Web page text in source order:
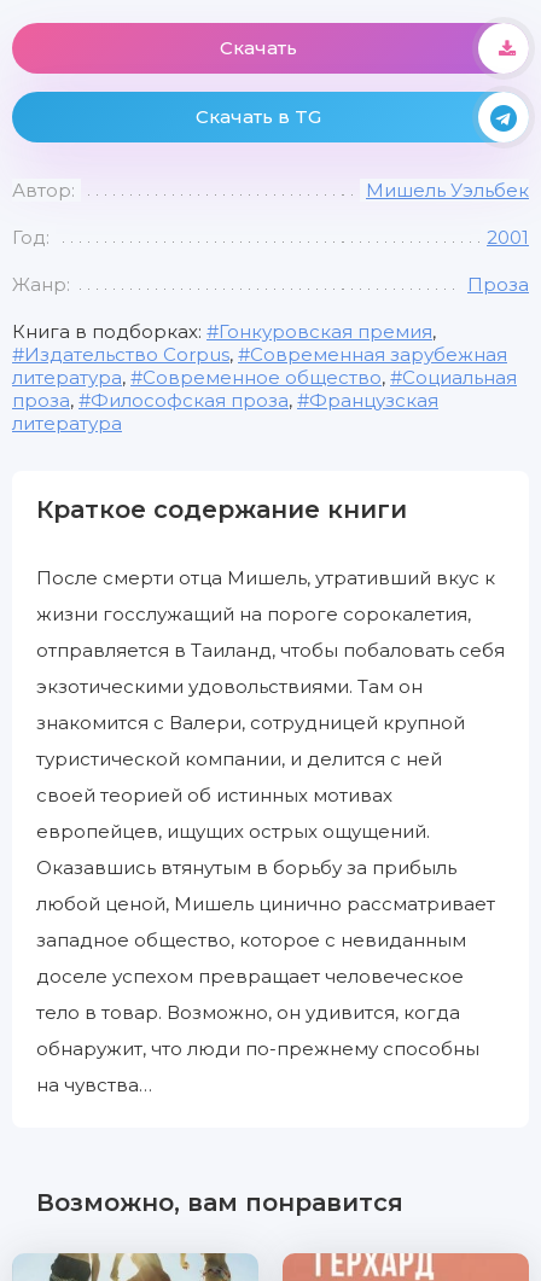
Скачать
Скачать в TG
Автор: Мишель Уэльбек
Год: 2001
Жанр: Проза
Книга в подборках: Гонкуровская премия,
Издательство Corpus,
Современная зарубежная
литература, Современное общество,
Социальная
проза, Философская проза,
Французская
литература
Краткое содержание книги
После смерти отца Мишель, утративший вкус к
жизни госслужащий на пороге сорокалетия,
отправляется в Таиланд, чтобы побаловать себя
экзотическими удовольствиями. Там он
знакомится с Валери, сотрудницей крупной
туристической компании, и делится с ней
своей теорией об истинных мотивах
европейцев, ищущих острых ощущений.
Оказавшись втянутым в борьбу за прибыль
любой ценой, Мишель цинично рассматривает
западное общество, которое с невиданным
доселе успехом превращает человеческое
тело в товар. Возможно, он удивится, когда
обнаружит, что люди по-прежнему способны
на чувства…
Возможно, вам понравится